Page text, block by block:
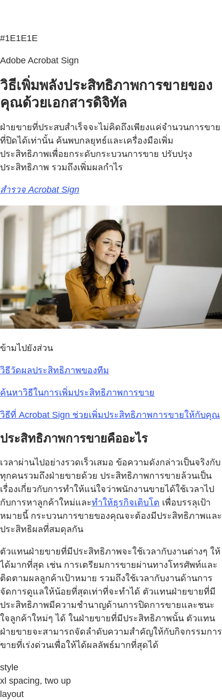
#1E1E1E
Adobe Acrobat Sign
วิธีเพิ่มพลังประสิทธิภาพการขายของ
คุณด้วยเอกสารดิจิทัล
ฝ่ายขายที่ประสบสำเร็จจะไม่คิดถึงเพียงแค่จำนวนการขาย
ที่ปิดได้เท่านั้น ค้นพบกลยุทธ์และเครื่องมือเพิ่ม
ประสิทธิภาพเพื่อยกระดับกระบวนการขาย ปรับปรุง
ประสิทธิภาพ รวมถึงเพิ่มผลกำไร
สำรวจ Acrobat Sign
ข้ามไปยังส่วน
วิธีวัดผลประสิทธิภาพของทีม
ค้นหาวิธีในการเพิ่มประสิทธิภาพการขาย
วิธีที่ Acrobat Sign ช่วยเพิ่มประสิทธิภาพการขายให้กับคุณ
ประสิทธิภาพการขายคืออะไร
เวลาผ่านไปอย่างรวดเร็วเสมอ ข้อความดังกล่าวเป็นจริงกับ
ทุกคนรวมถึงฝ่ายขายด้วย ประสิทธิภาพการขายล้วนเป็น
เรื่องเกี่ยวกับการทำให้แน่ใจว่าพนักงานขายได้ใช้เวลาไป
กับการหาลูกค้าใหม่และทำให้ธุรกิจเติบโต เพื่อบรรลุเป้า
หมายนี้ กระบวนการขายของคุณจะต้องมีประสิทธิภาพและ
ประสิทธิผลที่สมดุลกัน
ตัวแทนฝ่ายขายที่มีประสิทธิภาพจะใช้เวลากับงานต่างๆ ให้
ได้มากที่สุด เช่น การเตรียมการขายผ่านทางโทรศัพท์และ
ติดตามผลลูกค้าเป้าหมาย รวมถึงใช้เวลากับงานด้านการ
จัดการดูแลให้น้อยที่สุดเท่าที่จะทำได้ ตัวแทนฝ่ายขายที่มี
ประสิทธิภาพมีความชำนาญด้านการปิดการขายและชนะ
ใจลูกค้าใหม่ๆ ได้ ในฝ่ายขายที่มีประสิทธิภาพนั้น ตัวแทน
ฝ่ายขายจะสามารถจัดลำดับความสำคัญให้กับกิจกรรมการ
ขายที่เร่งด่วนเพื่อให้ได้ผลลัพธ์มากที่สุดได้
style
xl spacing, two up
layout